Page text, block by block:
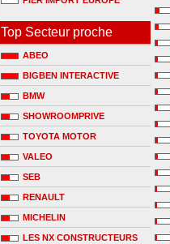
Top Secteur proche
ABEO
BIGBEN INTERACTIVE
BMW
SHOWROOMPRIVE
TOYOTA MOTOR
VALEO
SEB
RENAULT
MICHELIN
LES NX CONSTRUCTEURS